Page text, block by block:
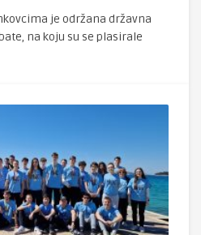
je održana državna
na koju su se plasirale